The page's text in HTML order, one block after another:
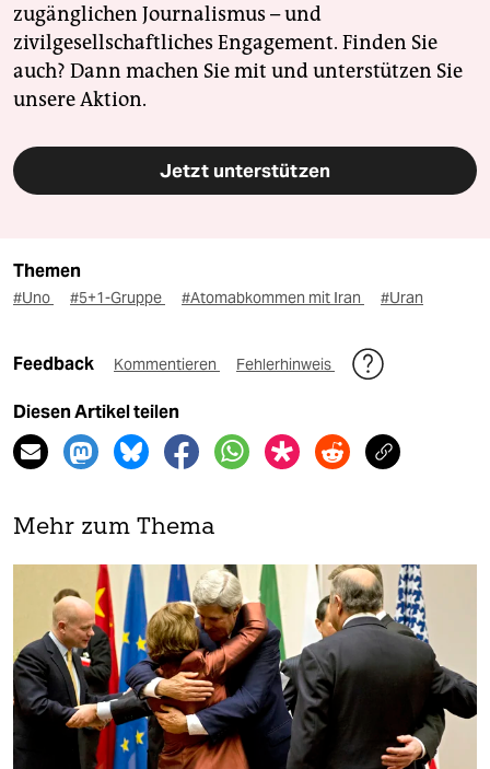
zugänglichen Journalismus – und
zivilgesellschaftliches Engagement. Finden Sie
auch? Dann machen Sie mit und unterstützen Sie
unsere Aktion.
Jetzt unterstützen
Themen
#Uno #5+1-Gruppe #Atomabkommen mit Iran #Uran
Feedback Kommentieren Fehlerhinweis
Diesen Artikel teilen
Mehr zum Thema